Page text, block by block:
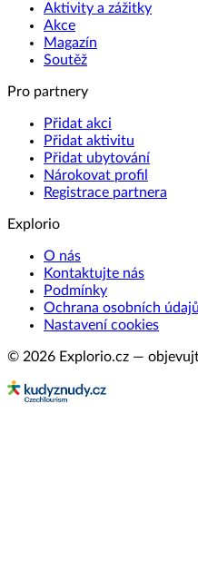
Aktivity a zážitky
Akce
Magazín
Soutěž
Pro partnery
Přidat akci
Přidat aktivitu
Přidat ubytování
Nárokovat profil
Registrace partnera
Explorio
O nás
Kontaktujte nás
Podmínky
Ochrana osobních údajů
Nastavení cookies
© 2026 Explorio.cz —